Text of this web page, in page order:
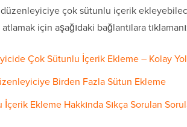
çok sütunlu içerik
için aşağıdaki bağlantılara
Çok Sütunlu İçerik Ekleme – Kolay Yol
Birden Fazla Sütun Ekleme
Ekleme Hakkında Sıkça Sorulan